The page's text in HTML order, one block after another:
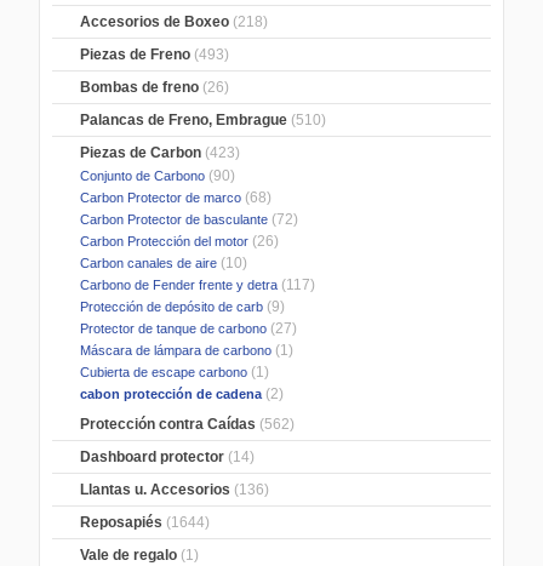
Accesorios de Boxeo (218)
Piezas de Freno (493)
Bombas de freno (26)
Palancas de Freno, Embrague (510)
Piezas de Carbon (423)
Conjunto de Carbono (90)
Carbon Protector de marco (68)
Carbon Protector de basculante (72)
Carbon Protección del motor (26)
Carbon canales de aire (10)
Carbono de Fender frente y detra (117)
Protección de depósito de carb (9)
Protector de tanque de carbono (27)
Máscara de lámpara de carbono (1)
Cubierta de escape carbono (1)
cabon protección de cadena(2)
Protección contra Caídas (562)
Dashboard protector (14)
Llantas u. Accesorios (136)
Reposapiés (1644)
Vale de regalo (1)